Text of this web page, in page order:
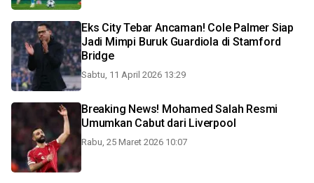
Eks City Tebar Ancaman! Cole Palmer Siap
Jadi Mimpi Buruk Guardiola di Stamford
Bridge
Sabtu, 11 April 2026 13:29
Breaking News! Mohamed Salah Resmi
Umumkan Cabut dari Liverpool
Rabu, 25 Maret 2026 10:07